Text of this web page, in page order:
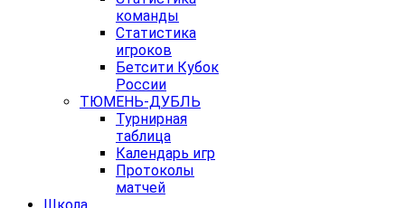
команды
Статистика
игроков
Бетсити Кубок
России
ТЮМЕНЬ-ДУБЛЬ
Турнирная
таблица
Календарь игр
Протоколы
матчей